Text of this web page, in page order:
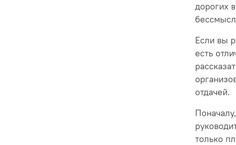
дорогих
Если вы
есть
отдачей.
только